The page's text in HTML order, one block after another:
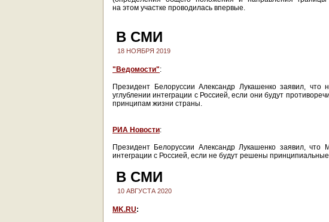
на этом участке проводилась впервые.
В СМИ
18 НОЯБРЯ 2019
"Ведомости":
Президент Белоруссии Александр Лукашенко заявил,
углублении интеграции с Россией, если они будут
принципам жизни страны.
РИА Новости:
Президент Белоруссии Александр Лукашенко заявил,
интеграции с Россией, если не будут решены
В СМИ
10 АВГУСТА 2020
MK.RU: